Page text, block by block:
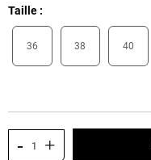
Taille
36 38 40
- +